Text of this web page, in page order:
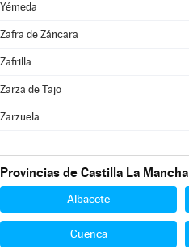
Yémeda
Zafra de Záncara
Zafrilla
Zarza de Tajo
Zarzuela
Provincias de Castilla La Mancha
Albacete
Cuenca